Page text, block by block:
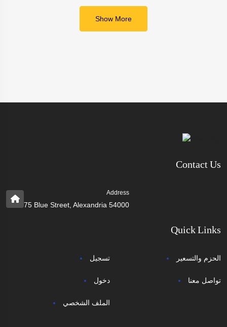
Show More
Contact Us
Address
75 Blue Street, Alexandria 54000
Quick Links
تسجيل
دخول
الملف الشخصي
الحزم والتسعير
تواصل معنا